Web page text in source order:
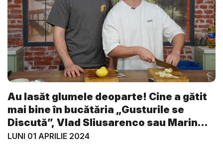
Au lasăt glumele deoparte! Cine a gătit
mai bine în bucătăria „Gusturile se
Discută”, Vlad Sliusarenco sau Marin
M...
LUNI 01 APRILIE 2024